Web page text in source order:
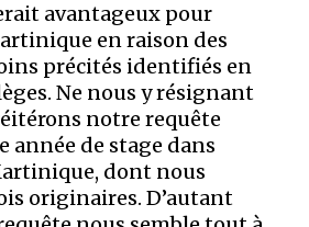
avantageux pour
en raison des
précités identifiés en
Ne nous y résignant
notre requête
année de stage dans
dont nous
originaires. D’autant